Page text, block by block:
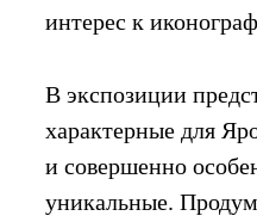
интерес к
В экспозиции
характерные для
и совершенно
уникальные.